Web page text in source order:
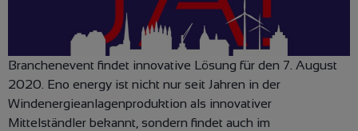
Branchenevent findet innovative Lösung für den 7. August
2020. Eno energy ist nicht nur seit Jahren in der
Windenergieanlagenproduktion als innovativer
Mittelständler bekannt, sondern findet auch im